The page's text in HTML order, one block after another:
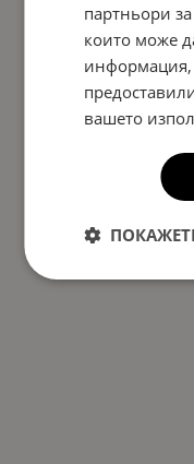
партньори
които може
информация,
вашето